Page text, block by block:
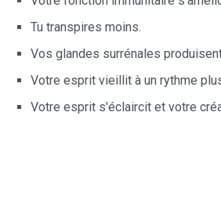
Tu transpires moins.
Vos glandes surrénales
Votre esprit vieillit à un rythme
Votre esprit s'éclaircit et votre